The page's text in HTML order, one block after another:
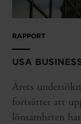
RAPPORT
USA
Årets
fortsätter att
lönsamheten